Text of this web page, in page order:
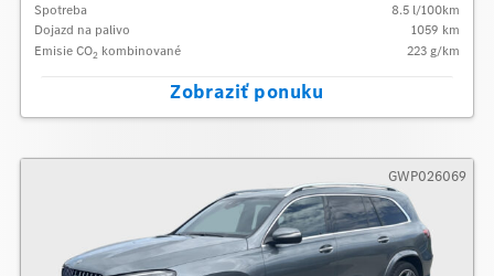
Spotreba 8.5 l/100km
Dojazd na palivo
1059 km
Emisie CO2 kombinované 223 g/km
Zobraziť ponuku
GWP026069